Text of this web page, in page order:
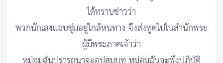
ได้ทราบข่าวว่า
พวกนักเลงแอบชุ่มอยู่ใกล้หนทาง จึงส่งทูตไปในสำนักพระ
ผู้มีพระภาคเจ้าว่า